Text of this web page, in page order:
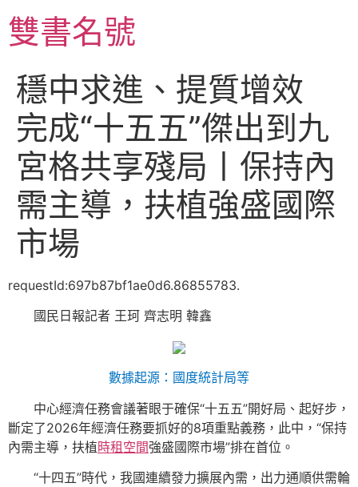
至
主雙書名號
穩中求進、提質增效
完成“十五五”傑出到九
宮格共享殘局丨保持內
需主導，扶植強盛國際
市場
requestId:697b87bf1ae0d6.86855783.
國民日報記者 王珂 齊志明 韓鑫
數據起源：國度統計局等
中心經濟任務會議著眼于確保“十五五”開好局、起好步，
斷定了2026年經濟任務要抓好的8項重點義務，此中，“保持
內需主導，扶植時租空間強盛國際市場”排在首位。
“十四五”時代，我國連續發力擴展內需，出力通順供需輪